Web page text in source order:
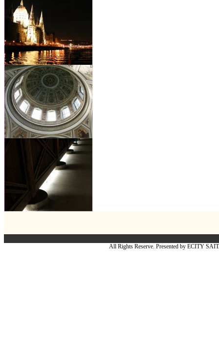
All Rights Reserve. Presented by ECITY